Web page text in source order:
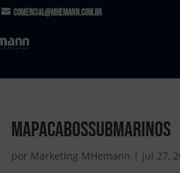
comercial@mhemann.com.br
mapacabossubmarinos
por Marketing MHemann | jul 27,